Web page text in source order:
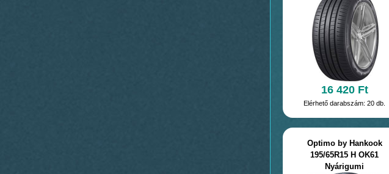
16 420 Ft
Elérhető darabszám: 20 db.
Optimo by Hankook
195/65R15 H OK61
Nyárigumi